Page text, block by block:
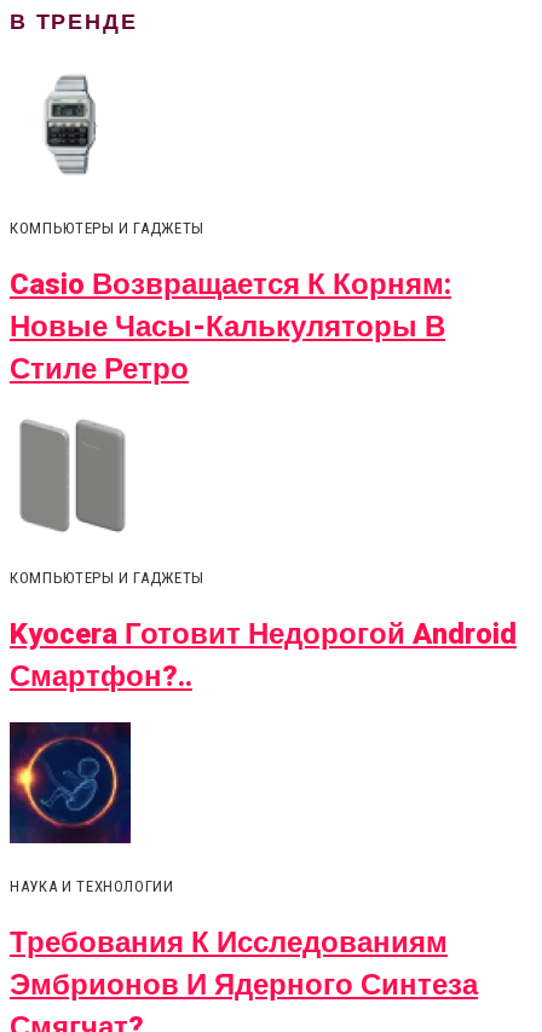
В ТРЕНДЕ
КОМПЬЮТЕРЫ И ГАДЖЕТЫ
Casio Возвращается К Корням:
Новые Часы-Калькуляторы В
Стиле Ретро
КОМПЬЮТЕРЫ И ГАДЖЕТЫ
Kyocera Готовит Недорогой Android
Смартфон?..
НАУКА И ТЕХНОЛОГИИ
Требования К Исследованиям
Эмбрионов И Ядерного Синтеза